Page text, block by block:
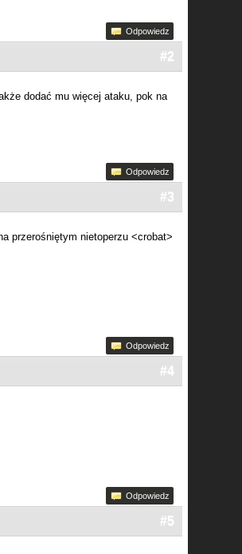
Odpowiedz
#2
dodać mu więcej ataku, pok na
Odpowiedz
#3
przerośniętym nietoperzu <crobat>
Odpowiedz
#4
Odpowiedz
#5